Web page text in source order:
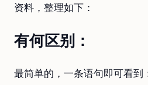
资料，整理如下：
有何区别：
最简单的，一条语句即可看到